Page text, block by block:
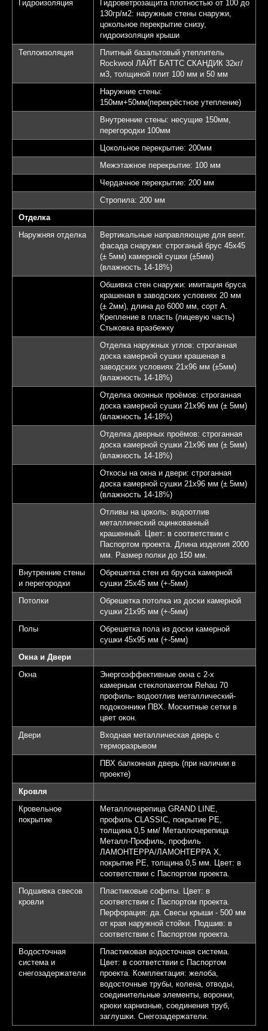
Гидроизоляция
Гидроветрозащита плотностью от 100 до
130гр/м2: наружные стены снаружи,
цокольное перекрытие снизу,
гидроизоляция крыши
Теплоизоляция
Плитный базальтовый утеплитель
Rockwool ЛАЙТ БАТТС СКАНДИК 32кг/
м3, толщиной плит 100 мм и 50 мм
Наружние стены:
150мм+50мм(перекрёстное утепление)
Внутренние стены: несущие 150мм,
перегородки 100мм
Цокольное перекрытие: 200мм
Межэтажное перекрытие: 100 мм
Чердачное перекрытие: 200 мм
Стропила: 200 мм
Отделка
Наружняя отделка
Вертикальные направляющие для вент.
фасада снаружи: строганый брус 45х45
(± 5мм) камерной сушки (±5мм)
(влажность 14-18%)
Обшивка стен снаружи: имитация бруса
крашеная в заводских условиях 20 мм
(± 2мм), длина до 6000 мм, сорт А.
Крепление в пласть (лицевую часть)
Стыковка вразбежку
Отделка наружных углов: строганная
доска камерной сушки крашеная в
заводских условиях 21х96 мм (±5мм)
(влажность 14-18%)
Отделка оконных проёмов: строганная
доска камерной сушки 21х96 мм (± 5мм)
(влажность 14-18%)
Отделка дверных проёмов: строганная
доска камерной сушки 21х96 мм (± 5мм)
(влажность 14-18%)
Откосы на окна и двери: строганная
доска камерной сушки 21х96 мм (± 5мм)
(влажность 14-18%)
Отливы на цоколь: водоотлив
металлический оцинкованный
крашенный. Цвет: в соответствии с
Паспортом проекта. Длина изделия 2000
мм. Размер полки до 150 мм.
Внутренние стены
и перегородки
Обрешетка стен из бруска камерной
сушки 25х45 мм (+-5мм)
Потолки
Обрешетка потолка из доски камерной
сушки 21х95 мм (+-5мм)
Полы
Обрешетка пола из доски камерной
сушки 45х95 мм (+-5мм)
Окна и Двери
Окна
Энергоэффективные окна с 2-х
камерным стеклопакетом Rehau 70
профиль- водоотлив металлический-
подоконники ПВХ. Москитные сетки в
цвет окон.
Двери
Входная металлическая дверь с
терморазрывом
ПВХ балконная дверь (при наличии в
проекте)
Кровля
Кровельное
покрытие
Металлочерепица GRAND LINE,
профиль CLASSIC, покрытие PE,
толщина 0,5 мм/ Металлочерепица
Металл-Профиль, профиль
ЛАМОНТЕРРА/ЛАМОНТЕРРА Х,
покрытие PE, толщина 0,5 мм. Цвет: в
соответствии с Паспортом проекта.
Подшивка свесов
кровли
Пластиковые софиты. Цвет: в
соответствии с Паспортом проекта.
Перфорация: да. Свесы крыши - 500 мм
от края наружной стойки. Подшив: в
соответствии с Паспортом проекта.
Водосточная
система и
снегозадержатели
Пластиковая водосточная система.
Цвет: в соответствии с Паспортом
проекта. Комплектация: желоба,
водосточные трубы, колена, отводы,
соединительные элементы, воронки,
крюки карнизные, соединения труб,
заглушки. Снегозадержатели.